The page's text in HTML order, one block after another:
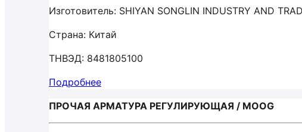
Изготовитель: SHIYAN SONGLIN INDUSTRY AND
Страна: Китай
ТНВЭД: 8481805100
Подробнее
ПРОЧАЯ АРМАТУРА РЕГУЛИРУЮЩАЯ / MOOG